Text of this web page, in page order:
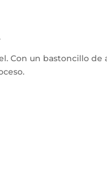
Con un bastoncillo